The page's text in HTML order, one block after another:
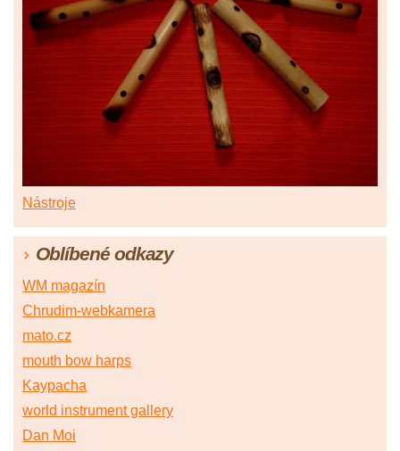
Nástroje
Oblíbené odkazy
WM magazín
Chrudim-webkamera
mato.cz
mouth bow harps
Kaypacha
world instrument gallery
Dan Moi